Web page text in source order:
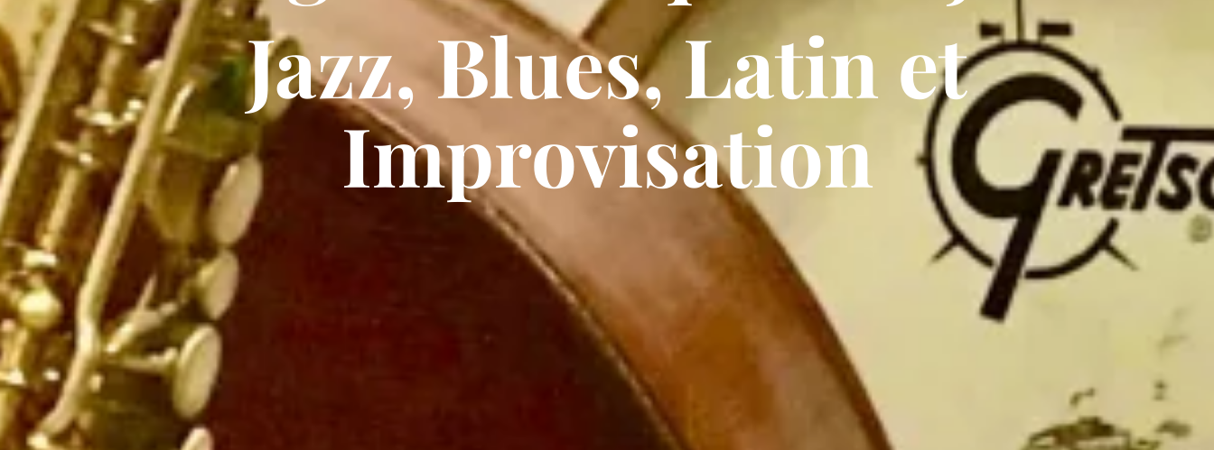
Jazz, Blues, Latin et
Improvisation